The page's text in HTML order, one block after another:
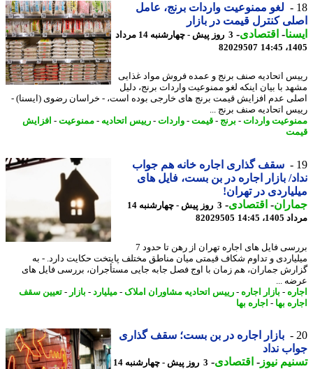
لغو ممنوعیت واردات برنج، عامل
کنترل قیمت در بازار
-اقتصادی-
3 روز پیش - چهارشنبه 14 مرداد
82029507
اتحادیه صنف برنج و عمده فروش مواد غذایی
با بیان اینکه لغو ممنوعیت واردات برنج، دلیل
عدم افزایش قیمت برنج های خارجی بوده است، - خراسان رضوی (ایسنا) -
اتحادیه صنف برنج ...
واردات - برنج - قیمت-واردات - رییس اتحادیه-ممنوعیت-افزایش
سقف گذاری اجاره خانه هم جواب
بازار اجاره در بن بست، فایل های
در تهران!
- اقتصادی-
3 روز پیش - چهارشنبه 14
14:45
82029505
بررسی فایل های اجاره تهران از رهن تا حدود 7
و تداوم شکاف قیمتی میان مناطق مختلف پایتخت حکایت دارد. - به
جماران، هم زمان با اوج فصل جابه جایی مستأجران، بررسی فایل های
...
-بازار اجاره-رییس اتحادیه مشاوران املاک-میلیارد-بازار - تعیین سقف
بها - اجاره بها
بازار اجاره در بن بست؛ سقف گذاری
نداد
نیوز-اقتصادی-
3 روز پیش - چهارشنبه 14